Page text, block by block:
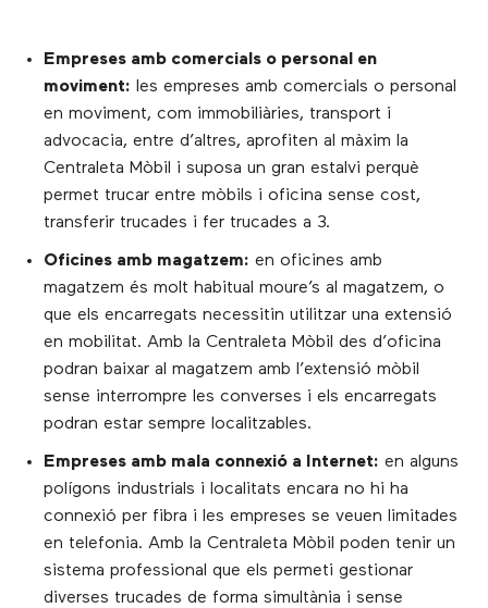
Empreses amb comercials o personal en
moviment: les empreses amb comercials o personal
en moviment, com immobiliàries, transport i
advocacia, entre d’altres, aprofiten al màxim la
Centraleta Mòbil i suposa un gran estalvi perquè
permet trucar entre mòbils i oficina sense cost,
transferir trucades i fer trucades a 3.
Oficines amb magatzem: en oficines amb
magatzem és molt habitual moure’s al magatzem, o
que els encarregats necessitin utilitzar una extensió
en mobilitat. Amb la Centraleta Mòbil des d’oficina
podran baixar al magatzem amb l’extensió mòbil
sense interrompre les converses i els encarregats
podran estar sempre localitzables.
Empreses amb mala connexió a Internet: en alguns
polígons industrials i localitats encara no hi ha
connexió per fibra i les empreses se veuen limitades
en telefonia. Amb la Centraleta Mòbil poden tenir un
sistema professional que els permeti gestionar
diverses trucades de forma simultània i sense